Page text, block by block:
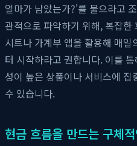
얼마가 남았는가?'를 물으라고
관적으로 파악하기 위해, 복잡한
시트나 가계부 앱을 활용해 매
터 시작하라고 권합니다. 이를
성이 높은 상품이나 서비스에
수 있습니다.
현금 흐름을 만드는 구체